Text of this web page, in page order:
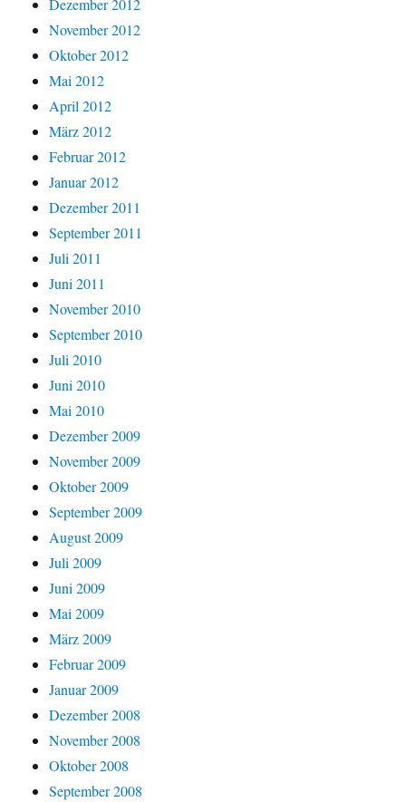
Dezember 2012
November 2012
Oktober 2012
Mai 2012
April 2012
März 2012
Februar 2012
Januar 2012
Dezember 2011
September 2011
Juli 2011
Juni 2011
November 2010
September 2010
Juli 2010
Juni 2010
Mai 2010
Dezember 2009
November 2009
Oktober 2009
September 2009
August 2009
Juli 2009
Juni 2009
Mai 2009
März 2009
Februar 2009
Januar 2009
Dezember 2008
November 2008
Oktober 2008
September 2008